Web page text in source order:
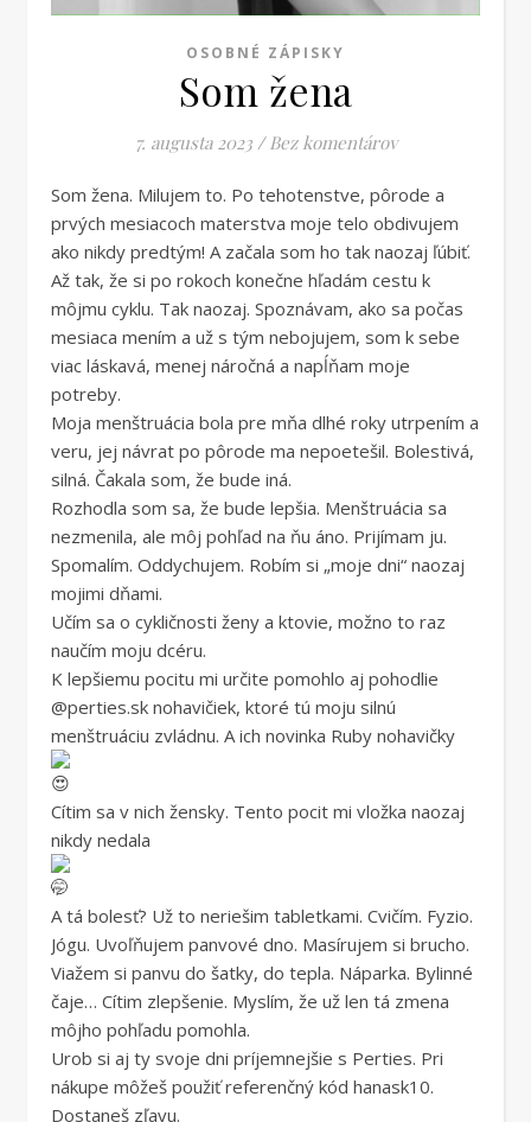
OSOBNÉ ZÁPISKY
Som žena
7. augusta 2023 / Bez komentárov
Som žena. Milujem to. Po tehotenstve, pôrode a
prvých mesiacoch materstva moje telo obdivujem
ako nikdy predtým! A začala som ho tak naozaj ľúbiť.
Až tak, že si po rokoch konečne hľadám cestu k
môjmu cyklu. Tak naozaj. Spoznávam, ako sa počas
mesiaca mením a už s tým nebojujem, som k sebe
viac láskavá, menej náročná a napĺňam moje
potreby.
Moja menštruácia bola pre mňa dlhé roky utrpením a
veru, jej návrat po pôrode ma nepoetešil. Bolestivá,
silná. Čakala som, že bude iná.
Rozhodla som sa, že bude lepšia. Menštruácia sa
nezmenila, ale môj pohľad na ňu áno. Prijímam ju.
Spomalím. Oddychujem. Robím si „moje dni“ naozaj
mojimi dňami.
Učím sa o cykličnosti ženy a ktovie, možno to raz
naučím moju dcéru.
K lepšiemu pocitu mi určite pomohlo aj pohodlie
@perties.sk nohavičiek, ktoré tú moju silnú
menštruáciu zvládnu. A ich novinka Ruby nohavičky
Cítim sa v nich žensky. Tento pocit mi vložka naozaj
nikdy nedala
A tá bolesť? Už to neriešim tabletkami. Cvičím. Fyzio.
Jógu. Uvoľňujem panvové dno. Masírujem si brucho.
Viažem si panvu do šatky, do tepla. Náparka. Bylinné
čaje… Cítim zlepšenie. Myslím, že už len tá zmena
môjho pohľadu pomohla.
Urob si aj ty svoje dni príjemnejšie s Perties. Pri
nákupe môžeš použiť referenčný kód hanask10.
Dostaneš zľavu.